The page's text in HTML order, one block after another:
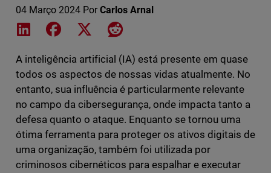
04 Março 2024 Por Carlos Arnal
Share on LinkedIn
Share on Facebook
Share on XShare on Reddit
A inteligência artificial (IA) está presente em quase
todos os aspectos de nossas vidas atualmente. No
entanto, sua influência é particularmente relevante
no campo da cibersegurança, onde impacta tanto a
defesa quanto o ataque. Enquanto se tornou uma
ótima ferramenta para proteger os ativos digitais de
uma organização, também foi utilizada por
criminosos cibernéticos para espalhar e executar